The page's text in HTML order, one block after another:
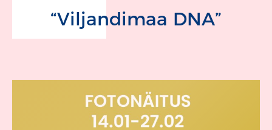
“Viljandimaa DNA”